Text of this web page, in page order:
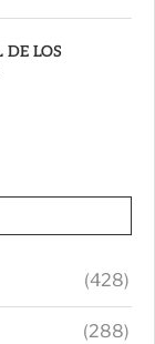
LOS
(428)
(288)